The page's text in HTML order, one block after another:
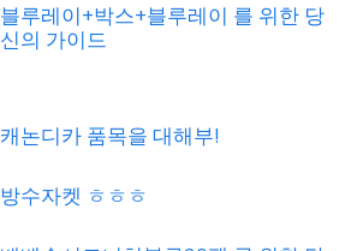
블루레이+박스+블루레이 를 위한 당
신의 가이드
캐논디카 품목을 대해부!
방수자켓 ㅎㅎㅎ